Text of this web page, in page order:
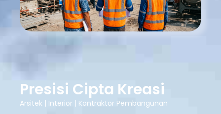
Presisi Cipta Kreasi
Arsitek | Interior | Kontraktor Pembangunan